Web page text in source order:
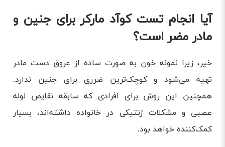
آیا انجام تست کوآد مارکر برای جنین و
مادر مضر است؟
خیر، زیرا نمونه خون به صورت ساده از عروق دست مادر
تهیه می‌شود و کوچک‌ترین ضرری برای جنین ندارد.
همچنین این روش برای افرادی که سابقه نقایص لوله
عصبی و مشکلات ژنتیکی در خانواده داشته‌اند، بسیار
کمک‌کننده خواهد بود.